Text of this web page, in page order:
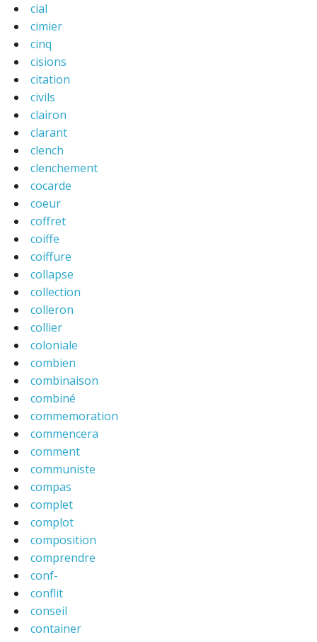
cial
cimier
cinq
cisions
citation
civils
clairon
clarant
clench
clenchement
cocarde
coeur
coffret
coiffe
coiffure
collapse
collection
colleron
collier
coloniale
combien
combinaison
combiné
commemoration
commencera
comment
communiste
compas
complet
complot
composition
comprendre
conf-
conflit
conseil
container